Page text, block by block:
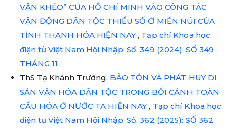
VẬN KHÉO” CỦA HỒ CHÍ MINH VÀO CÔNG TÁC
VẬN ĐỘNG DÂN TỘC THIỂU SỐ Ở MIỀN NÚI CỦA
TỈNH THANH HÓA HIỆN NAY , Tạp chí Khoa học
điện tử Việt Nam Hội Nhập: Số. 349 (2024): SỐ 349
THÁNG 11
ThS Tạ Khánh Trường, BẢO TỒN VÀ PHÁT HUY DI
SẢN VĂN HÓA DÂN TỘC TRONG BỐI CẢNH TOÀN
CẦU HÓA Ở NƯỚC TA HIỆN NAY , Tạp chí Khoa học
điện tử Việt Nam Hội Nhập: Số. 362 (2025): SỐ 362